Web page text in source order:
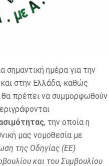
σημαντική ημέρα για την
στην Ελλάδα, καθώς
θα πρέπει να συμμορφωθούν
, την οποία η
μας νομοθεσία με
της Οδηγίας (ΕΕ)
και του Συμβουλίου